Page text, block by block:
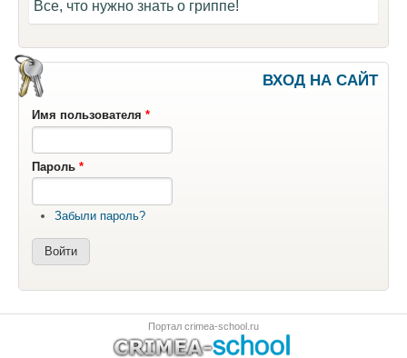
Все, что нужно знать о гриппе!
ВХОД НА САЙТ
Имя пользователя *
Пароль *
Забыли пароль?
Портал crimea-school.ru